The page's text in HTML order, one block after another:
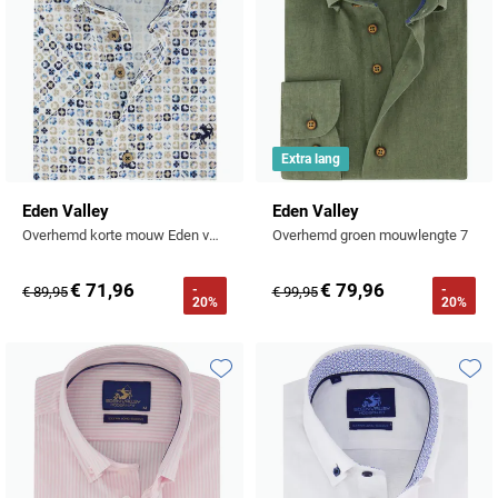
Eden Valley
Overhemd korte mouw Eden valley blauw printje met borstzak
€ 89,95€ 71,96
-
20%
Eden Valley
Overhemd groen mouwlengte 7
€ 99,95€ 79,96
-
20%
Extra lang
Toevoegen aan favorieten